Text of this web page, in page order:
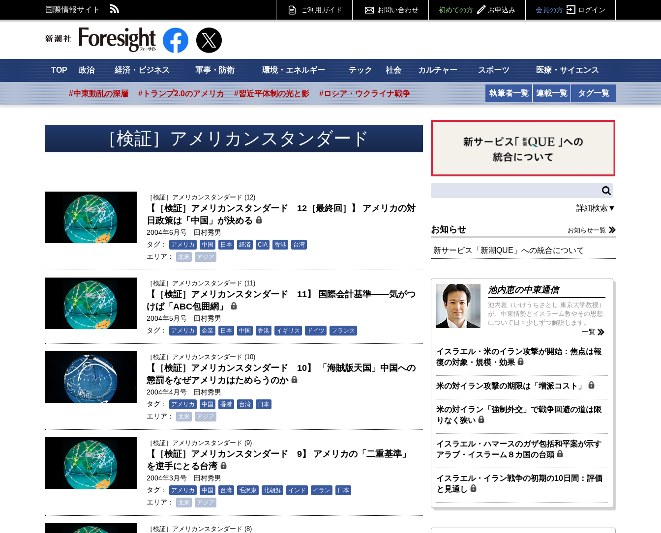
国際情報サイト ご利用ガイド お問い合わせ 初めての方 お申込み 会員の方 ログイン
新潮社 Foresight フォーサイト
TOP 政治 経済・ビジネス 軍事・防衛 環境・エネルギー テック 社会 カルチャー スポーツ 医療・サイエンス
#中東動乱の深層 #トランプ2.0のアメリカ #習近平体制の光と影 #ロシア・ウクライナ戦争 執筆者一覧 連載一覧 タグ一覧
［検証］アメリカンスタンダード
［検証］アメリカンスタンダード (12)
【［検証］アメリカンスタンダード 12［最終回］】 アメリカの対
日政策は「中国」が決める
2004年6月号
田村秀男
タグ：
アメリカ 中国 日本 経済 CIA 香港 台湾
エリア： 北米 アジア
［検証］アメリカンスタンダード (11)
【［検証］アメリカンスタンダード 11】 国際会計基準――気がつ
けば「ABC包囲網」
2004年5月号
田村秀男
タグ：
アメリカ 企業 日本 中国 香港 イギリス ドイツ フランス
［検証］アメリカンスタンダード (10)
【［検証］アメリカンスタンダード 10】 「海賊版天国」中国への
懲罰をなぜアメリカはためらうのか
2004年4月号
田村秀男
タグ：
アメリカ 中国 香港 台湾 日本
エリア： 北米 アジア
［検証］アメリカンスタンダード (9)
【［検証］アメリカンスタンダード 9】 アメリカの「二重基準」
を逆手にとる台湾
2004年3月号
田村秀男
タグ：
アメリカ 中国 台湾 毛沢東 北朝鮮 インド イラン 日本
エリア： 北米 アジア
［検証］アメリカンスタンダード (8)
詳細検索▼
お知らせ お知らせ一覧
新サービス「新潮QUE」への統合について
池内恵の中東通信
池内恵（いけうちさとし 東京大学教授）
が、中東情勢とイスラーム教やその思想
について日々少しずつ解説します。
一覧
イスラエル・米のイラン攻撃が開始：焦点は報
復の対象・規模・効果
米の対イラン攻撃の期限は「増派コスト」
米の対イラン「強制外交」で戦争回避の道は限
りなく狭い
イスラエル・ハマースのガザ包括和平案が示す
アラブ・イスラーム８カ国の台頭
イスラエル・イラン戦争の初期の10日間：評価
と見通し